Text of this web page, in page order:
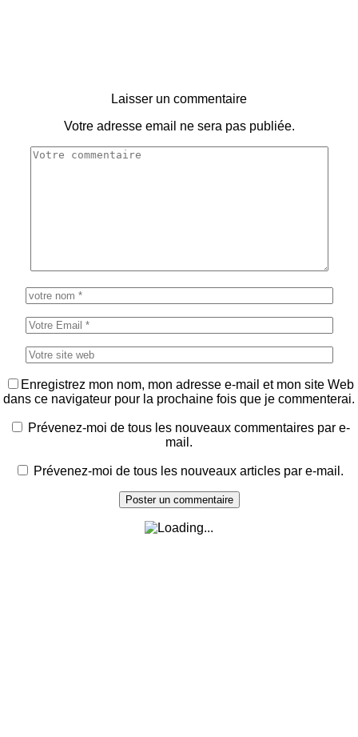
Laisser un commentaire
Votre adresse email ne sera pas publiée.
Enregistrez mon nom, mon adresse e-mail et mon site Web
dans ce navigateur pour la prochaine fois que je commenterai.
Prévenez-moi de tous les nouveaux commentaires par e-
mail.
Prévenez-moi de tous les nouveaux articles par e-mail.